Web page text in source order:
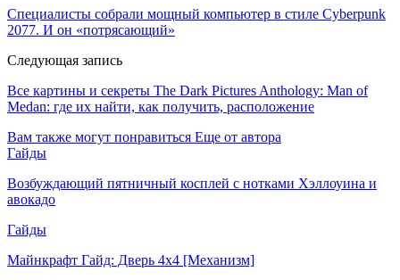
Специалисты собрали мощный компьютер в стиле Cyberpunk
2077. И он «потрясающий»
Следующая запись
Все картины и секреты The Dark Pictures Anthology: Man of
Medan: где их найти, как получить, расположение
Вам также могут понравиться Еще от автора
Гайды
Возбуждающий пятничный косплей с нотками Хэллоуина и
авокадо
Гайды
Майнкрафт Гайд: Дверь 4х4 [Механизм]